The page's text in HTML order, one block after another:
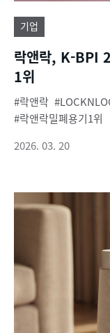
기업
락앤락, K-BPI
1위
락앤락
락앤락밀폐용기1위
2026. 03. 20